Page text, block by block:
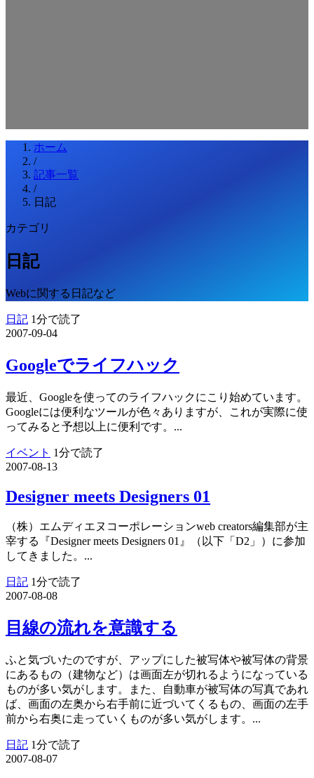
ホーム
/
記事一覧
/
日記
カテゴリ
日記
Webに関する日記など
日記 1分で読了
2007-09-04
Googleでライフハック
最近、Googleを使ってのライフハックにこり始めています。
Googleには便利なツールが色々ありますが、これが実際に使
ってみると予想以上に便利です。...
イベント 1分で読了
2007-08-13
Designer meets Designers 01
（株）エムディエヌコーポレーションweb creators編集部が主
宰する『Designer meets Designers 01』（以下「D2」）に参加
してきました。...
日記 1分で読了
2007-08-08
目線の流れを意識する
ふと気づいたのですが、アップにした被写体や被写体の背景
にあるもの（建物など）は画面左が切れるようになっている
ものが多い気がします。また、自動車が被写体の写真であれ
ば、画面の左奥から右手前に近づいてくるもの、画面の左手
前から右奥に走っていくものが多い気がします。...
日記 1分で読了
2007-08-07